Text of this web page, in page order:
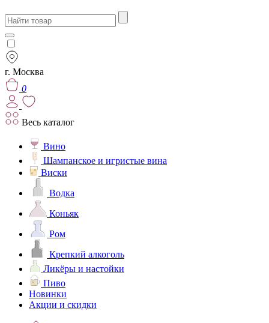
г. Москва
0
Весь каталог
Вино
Шампанское и игристые вина
Виски
Водка
Коньяк
Ром
Крепкий алкоголь
Ликёры и настойки
Пиво
Новинки
Акции и скидки